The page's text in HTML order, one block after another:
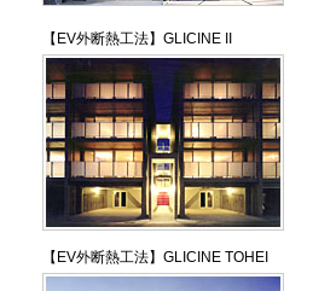
【EV外断熱工法】GLICINE II
【EV外断熱工法】GLICINE TOHEI